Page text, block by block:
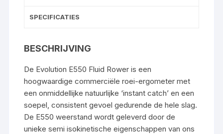
SPECIFICATIES
BESCHRIJVING
De Evolution E550 Fluid Rower is een
hoogwaardige commerciële roei-ergometer met
een onmiddellijke natuurlijke ‘instant catch’ en een
soepel, consistent gevoel gedurende de hele slag.
De E550 weerstand wordt geleverd door de
unieke semi isokinetische eigenschappen van ons